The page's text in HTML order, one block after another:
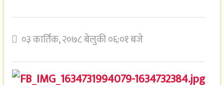
०३ कार्तिक, २०७८ बेलुकी ०६:०१ बजे